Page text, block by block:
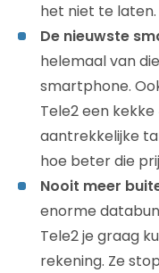
het niet te laten.
De nieuwste
helemaal van
smartphone.
Tele2 een
aantrekkelijke
hoe beter die
Nooit meer
enorme
Tele2 je graag
rekening. Ze